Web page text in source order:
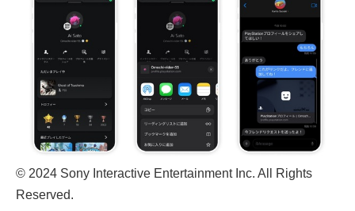
© 2024 Sony Interactive Entertainment Inc. All Rights
Reserved.